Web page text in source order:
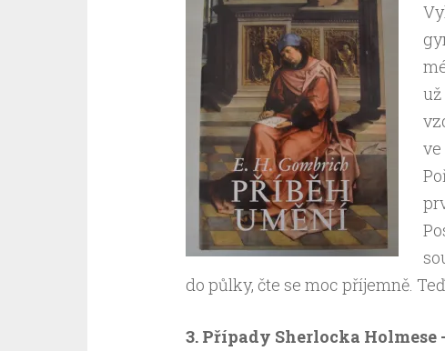
už
ve
do půlky, čte se moc příjemně.
3. Případy Sherlocka Holmese